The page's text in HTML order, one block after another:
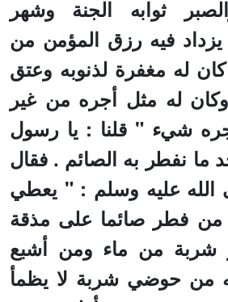
ثوابه الجنة وشهر
فيه رزق المؤمن من
له مغفرة لذنوبه وعتق
وكان له مثل أجره من غير
شيء " قلنا : يا رسول
ما نفطر به الصائم . فقال
الله عليه وسلم : " يعطي
من فطر صائما على مذقة
شربة من ماء ومن أشبع
من حوضي شربة لا يظمأ